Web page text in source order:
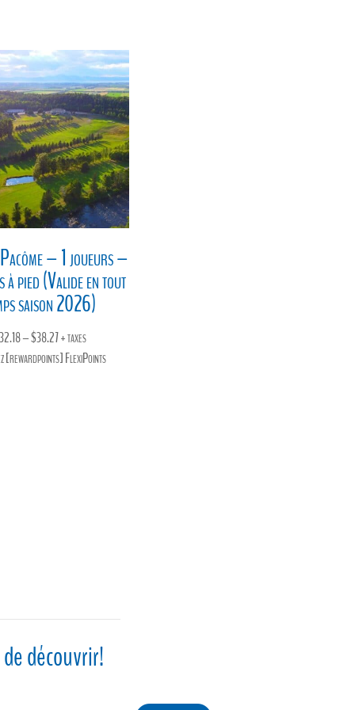
– 1 joueurs –
pied (Valide en tout
saison 2026)
32.18–$38.27Price
range:
+ taxes
[rewardpoints] FlexiPoints
découvrir!